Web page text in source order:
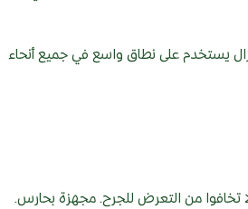
يستخدم على نطاق واسع في جميع أنحاء
تخافوا من التعرض للجرح. مجهزة بحارس.